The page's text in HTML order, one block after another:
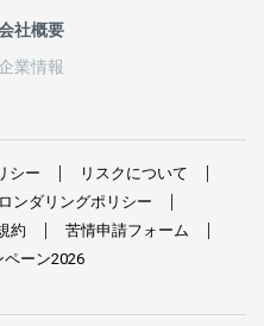
社概要
企業情報
シー
リスクについて
ンダリングポリシー
約 苦情申請フォーム
ペーン2026